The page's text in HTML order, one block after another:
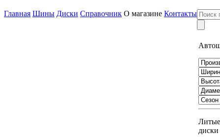
Главная Шины Диски Справочник О магазине Контакты
Литые
диски